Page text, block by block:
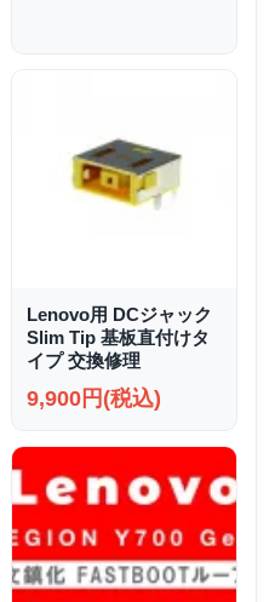
Lenovo用 DCジャック
Slim Tip 基板直付けタ
イプ 交換修理
9,900円(税込)